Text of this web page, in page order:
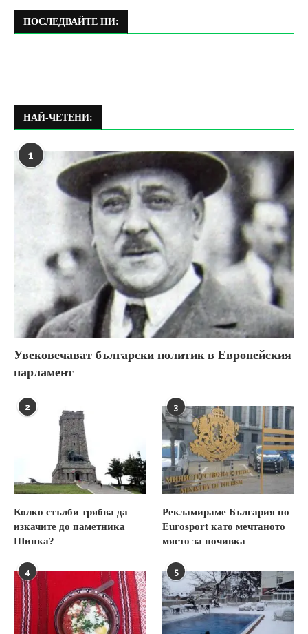
ПОСЛЕДВАЙТЕ НИ:
НАЙ-ЧЕТЕНИ:
1
Увековечават български политик в Европейския
парламент
2
Колко стълби трябва да
изкачите до паметника
Шипка?
3
Рекламираме България по
Eurosport като мечтаното
място за почивка
4 5